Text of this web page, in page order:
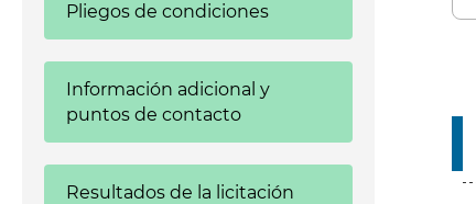
Pliegos de condiciones
Información adicional y
puntos de contacto
Resultados de la licitación